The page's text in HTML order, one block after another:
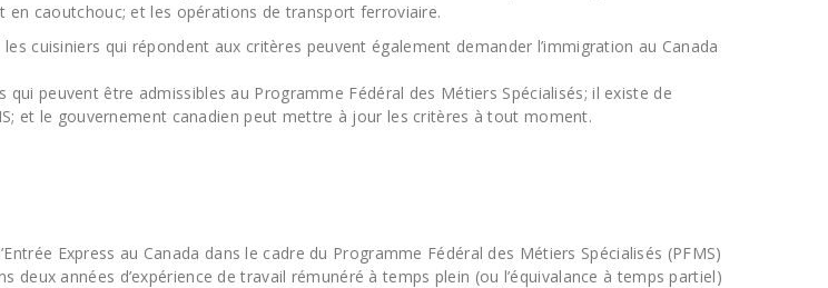
caoutchouc; et les opérations de transport ferroviaire.
cuisiniers qui répondent aux critères peuvent également demander l’immigration au Canada
peuvent être admissibles au Programme Fédéral des Métiers Spécialisés; il existe de
et le gouvernement canadien peut mettre à jour les critères à tout moment.
Express au Canada dans le cadre du Programme Fédéral des Métiers Spécialisés (PFMS)
années d’expérience de travail rémunéré à temps plein (ou l’équivalance à temps partiel)